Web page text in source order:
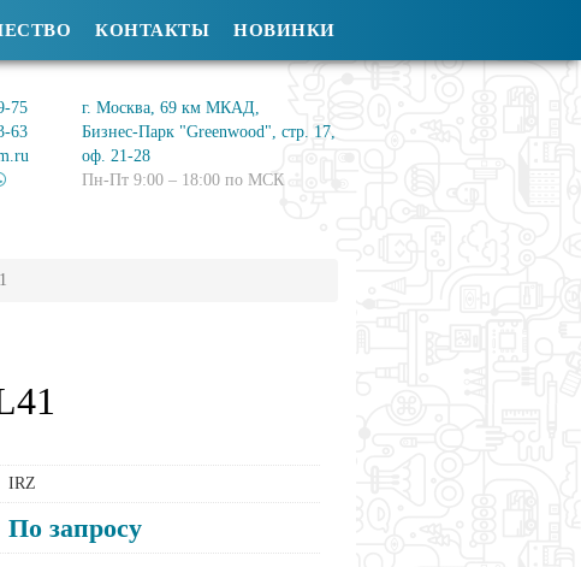
КОНТАКТЫ НОВИНКИ
75
63
г. Москва, 69 км МКАД,
Бизнес-Парк "Greenwood", стр. 17,
оф. 21-28
Пн-Пт 9:00 – 18:00 по МСК
IRZ
По запросу